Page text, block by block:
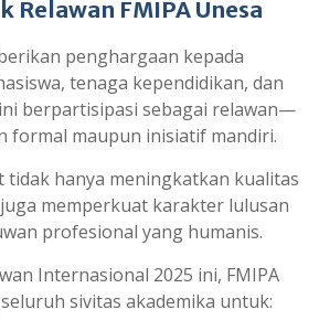
Relawan FMIPA Unesa
penghargaan kepada
tenaga kependidikan, dan
berpartisipasi sebagai relawan—
formal maupun inisiatif mandiri.
hanya meningkatkan kualitas
memperkuat karakter lulusan
profesional yang humanis.
Internasional 2025 ini, FMIPA
sivitas akademika untuk: